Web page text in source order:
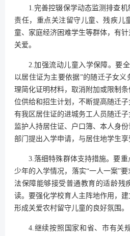
1.完善控辍保学动态监测排查
责任，重点关注留守儿童、残疾儿
童、家庭经济困难学生等群体，有
关爱。
2.加强流动儿童入学保障。要
以居住证为主要依据”的随迁子女
理简化证明材料，取消附加或限制
位供给和招生计划，不断提高随迁
有我区居住证的进城务工人员随迁
监护人持居住证、户口簿、本人身
部门提出入学申请，与居住地学生享
3.落细特殊群体支持措施。要
少年的入学情况，落实“一人一案”
法保障能够接受普通教育的适龄残
读。要强化学校育人主阵地作用，建
形成关爱农村留守儿童的良好氛围。
4.继续按照国家和省、市有关